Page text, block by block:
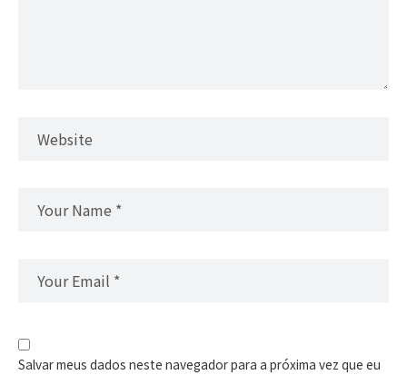
Salvar meus dados neste navegador para a próxima vez que eu